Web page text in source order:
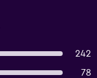
242
78